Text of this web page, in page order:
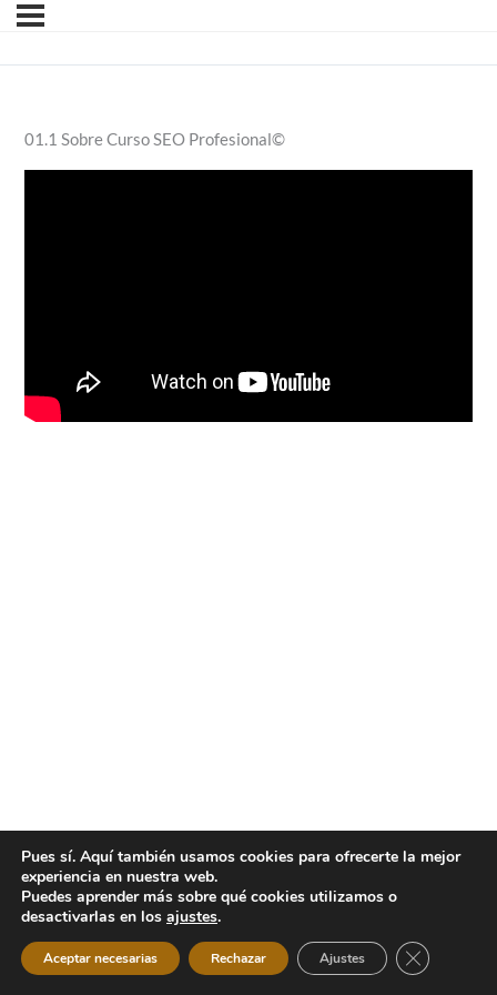
01.1 Sobre Curso SEO Profesional©
Pues sí. Aquí también usamos cookies para ofrecerte la mejor
experiencia en nuestra web.
Puedes aprender más sobre qué cookies utilizamos o
desactivarlas en los ajustes.
Aceptar necesarias Rechazar Ajustes Cerrar el